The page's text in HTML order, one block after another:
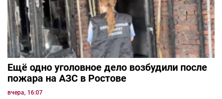
Ещё одно уголовное дело возбудили после
пожара на АЗС в Ростове
вчера, 16:07